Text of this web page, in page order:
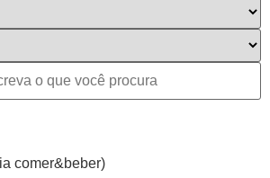
comer&beber)